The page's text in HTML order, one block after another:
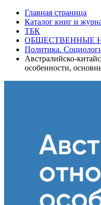
Главная страница
Каталог книг и
ТБК
ОБЩЕСТВЕННЫЕ
Политика.
Австралийско-
особенности,